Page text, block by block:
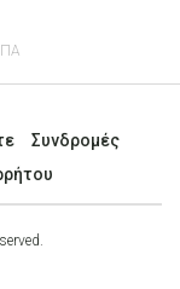
Συνδρομές